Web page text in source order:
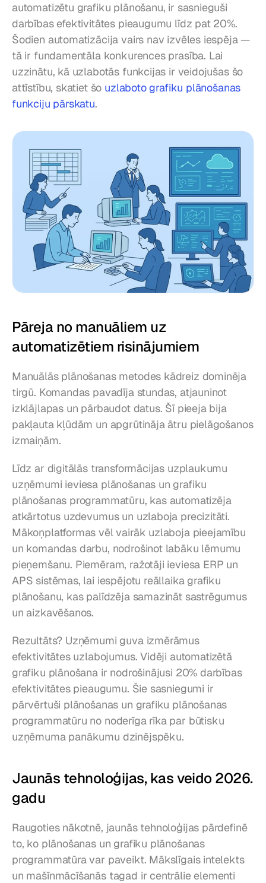
automatizētu grafiku plānošanu, ir sasnieguši
darbības efektivitātes pieaugumu līdz pat 20%.
Šodien automatizācija vairs nav izvēles iespēja —
tā ir fundamentāla konkurences prasība. Lai
uzzinātu, kā uzlabotās funkcijas ir veidojušas šo
attīstību, skatiet šo uzlaboto grafiku plānošanas
funkciju pārskatu.
Pāreja no manuāliem uz
automatizētiem risinājumiem
Manuālās plānošanas metodes kādreiz dominēja
tirgū. Komandas pavadīja stundas, atjauninot
izklājlapas un pārbaudot datus. Šī pieeja bija
pakļauta kļūdām un apgrūtināja ātru pielāgošanos
izmaiņām.
Līdz ar digitālās transformācijas uzplaukumu
uzņēmumi ieviesa plānošanas un grafiku
plānošanas programmatūru, kas automatizēja
atkārtotus uzdevumus un uzlaboja precizitāti.
Mākoņplatformas vēl vairāk uzlaboja pieejamību
un komandas darbu, nodrošinot labāku lēmumu
pieņemšanu. Piemēram, ražotāji ieviesa ERP un
APS sistēmas, lai iespējotu reāllaika grafiku
plānošanu, kas palīdzēja samazināt sastrēgumus
un aizkavēšanos.
Rezultāts? Uzņēmumi guva izmērāmus
efektivitātes uzlabojumus. Vidēji automatizētā
grafiku plānošana ir nodrošinājusi 20% darbības
efektivitātes pieaugumu. Šie sasniegumi ir
pārvērtuši plānošanas un grafiku plānošanas
programmatūru no noderīga rīka par būtisku
uzņēmuma panākumu dzinējspēku.
Jaunās tehnoloģijas, kas veido 2026.
gadu
Raugoties nākotnē, jaunās tehnoloģijas pārdefinē
to, ko plānošanas un grafiku plānošanas
programmatūra var paveikt. Mākslīgais intelekts
un mašīnmācīšanās tagad ir centrālie elementi